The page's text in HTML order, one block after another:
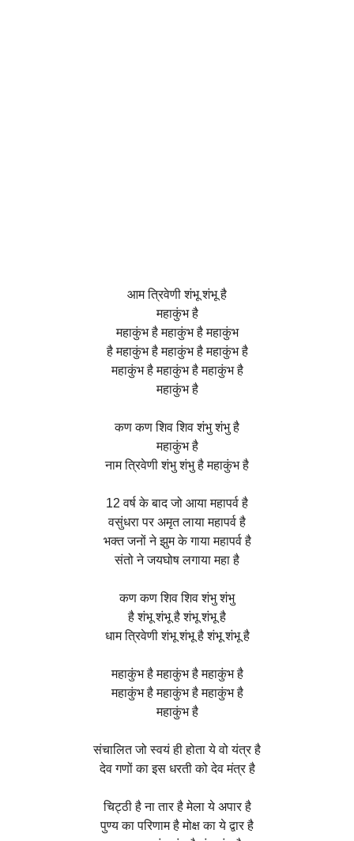
आम त्रिवेणी शंभू शंभू है
महाकुंभ है
महाकुंभ है महाकुंभ है महाकुंभ
है महाकुंभ है महाकुंभ है महाकुंभ है
महाकुंभ है महाकुंभ है महाकुंभ है
महाकुंभ है
कण कण शिव शिव शंभु शंभु है
महाकुंभ है
नाम त्रिवेणी शंभु शंभु है महाकुंभ है
12 वर्ष के बाद जो आया महापर्व है
वसुंधरा पर अमृत लाया महापर्व है
भक्त जनों ने झुम के गाया महापर्व है
संतो ने जयघोष लगाया महा है
कण कण शिव शिव शंभु शंभु
है शंभू शंभू है शंभू शंभू है
धाम त्रिवेणी शंभू शंभू है शंभू शंभू है
महाकुंभ है महाकुंभ है महाकुंभ है
महाकुंभ है महाकुंभ है महाकुंभ है
महाकुंभ है
संचालित जो स्वयं ही होता ये वो यंत्र है
देव गणों का इस धरती को देव मंत्र है
चिट्ठी है ना तार है मेला ये अपार है
पुण्य का परिणाम है मोक्ष का ये द्वार है